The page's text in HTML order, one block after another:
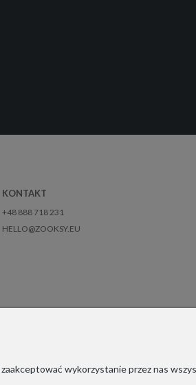
KONTAKT
+48 888 718 231
HELLO@ZOOKSY.EU
wykorzystanie przez nas